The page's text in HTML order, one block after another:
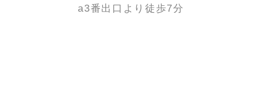
a3番出口より徒歩7分